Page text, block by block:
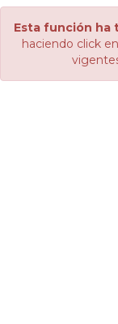
Esta función ha
haciendo click